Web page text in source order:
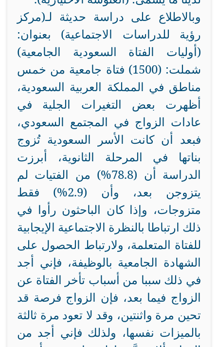
وبالاطلاع على دراسة حديثة لـ(مركز
رؤية للدراسات الاجتماعية) بعنوان:
(أوليات الفتاة السعودية الجامعية)
شملت: (1500) فتاة جامعية من خمس
مناطق في المملكة العربية السعودية،
أظهرت بعض التغيرات الجلية في
عادات الزواج في المجتمع السعودي،
فبعد أن كانت الأسر السعودية تُزوج
بناتها في المرحلة الثانوية، أبرزت
الدراسة أن (78.8%) من الفتيات لم
يتزوجن بعد، وأن (2.9%) فقط
متزوجات، وإذا كان الباحثون رأوا في
ذلك ارتباطا بالنظرة الاجتماعية الإيجابية
للفتاة المتعلمة، ولارتباط الحصول على
الشهادة الجامعية بالوظيفة، فإني أجد
في ذلك سببا من أسباب تأخر الفتاة عن
الزواج فيما بعد، فإن الزواج فرصة قد
تحين مرة واثنتين، وقد لا تعود مرة ثالثة
بالميزات نفسها، ولذلك فإني أجد من